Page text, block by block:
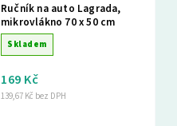
Ručník na auto Lagrada,
mikrovlákno 70 x 50 cm
Skladem
139,67 Kč bez DPH
169 Kč